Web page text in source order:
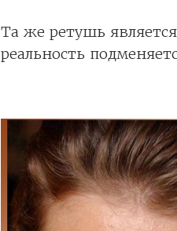
Та же ретушь
реальность